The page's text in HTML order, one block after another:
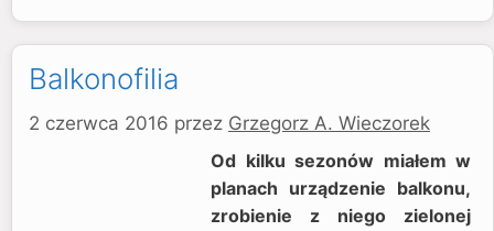
Balkonofilia
2 czerwca 2016 przez Grzegorz A. Wieczorek
Od kilku sezonów miałem w
planach urządzenie balkonu,
zrobienie z niego zielonej